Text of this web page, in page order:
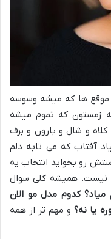
ها که میشه وسوسه
زمستون که تموم میشه
و شال و بارون و برف
آفتاب که می تابه دلم
رو بخواید انتخاب یه
نیست. همیشه کلی سوال
کدوم مدل مو الان
یا نه؟و مهم تر از همه